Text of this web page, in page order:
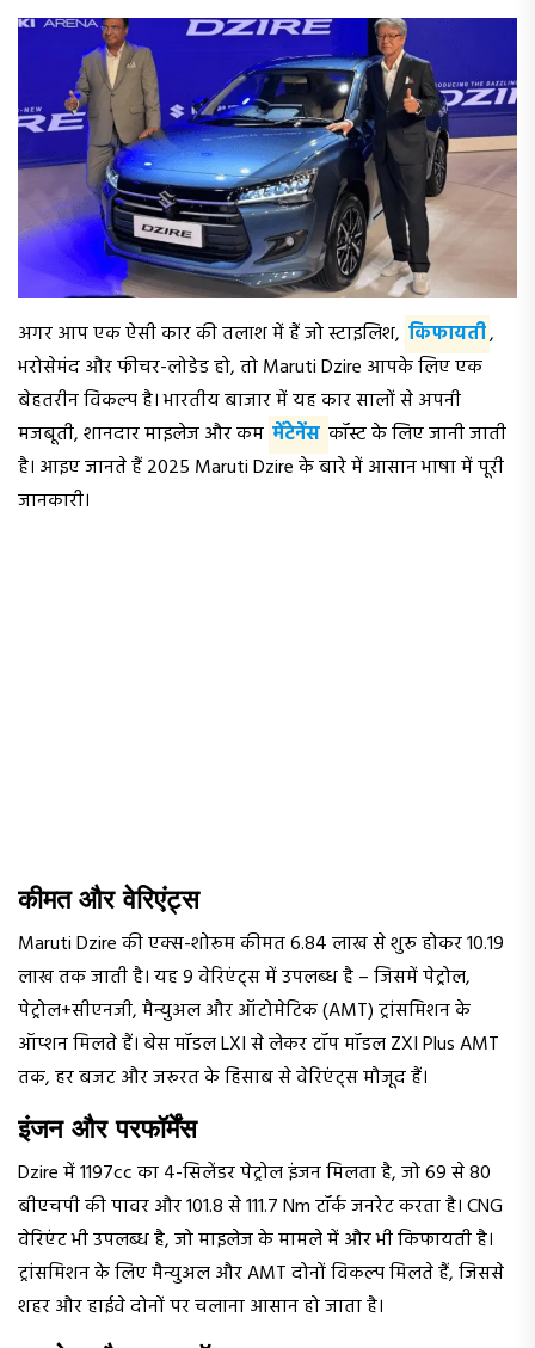
अगर आप एक ऐसी कार की तलाश में हैं जो स्टाइलिश, किफायती,
भरोसेमंद और फीचर-लोडेड हो, तो Maruti Dzire आपके लिए एक
बेहतरीन विकल्प है। भारतीय बाजार में यह कार सालों से अपनी
मजबूती, शानदार माइलेज और कम मेंटेनेंस कॉस्ट के लिए जानी जाती
है। आइए जानते हैं 2025 Maruti Dzire के बारे में आसान भाषा में पूरी
जानकारी।
कीमत और वेरिएंट्स
Maruti Dzire की एक्स-शोरूम कीमत ₹6.84 लाख से शुरू होकर ₹10.19
लाख तक जाती है। यह 9 वेरिएंट्स में उपलब्ध है – जिसमें पेट्रोल,
पेट्रोल+सीएनजी, मैन्युअल और ऑटोमेटिक (AMT) ट्रांसमिशन के
ऑप्शन मिलते हैं। बेस मॉडल LXI से लेकर टॉप मॉडल ZXI Plus AMT
तक, हर बजट और जरूरत के हिसाब से वेरिएंट्स मौजूद हैं।
इंजन और परफॉर्मेंस
Dzire में 1197cc का 4-सिलेंडर पेट्रोल इंजन मिलता है, जो 69 से 80
बीएचपी की पावर और 101.8 से 111.7 Nm टॉर्क जनरेट करता है। CNG
वेरिएंट भी उपलब्ध है, जो माइलेज के मामले में और भी किफायती है।
ट्रांसमिशन के लिए मैन्युअल और AMT दोनों विकल्प मिलते हैं, जिससे
शहर और हाईवे दोनों पर चलाना आसान हो जाता है।